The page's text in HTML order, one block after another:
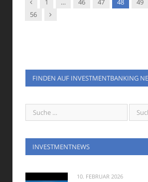
1 … 46 47 48 49
56
Nachfolger
FINDEN AUF INVESTMENTBANKING
INVESTMENTNEWS
10. FEBRUAR 2026